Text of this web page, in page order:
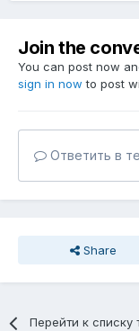
Join the
You can post now
sign in now to post
Ответить в
Share
Перейти к списку